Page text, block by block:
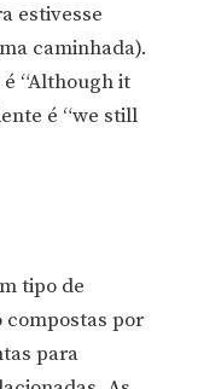
estivesse
caminhada).
“Although it
é “we still
tipo de
compostas por
para